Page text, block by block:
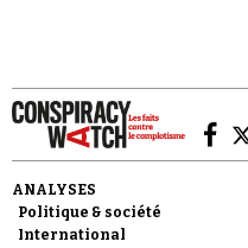
Faire
ANALYSES
Politique & société
International